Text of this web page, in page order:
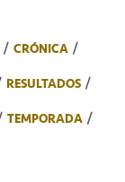
CRÓNICA
RESULTADOS
TEMPORADA